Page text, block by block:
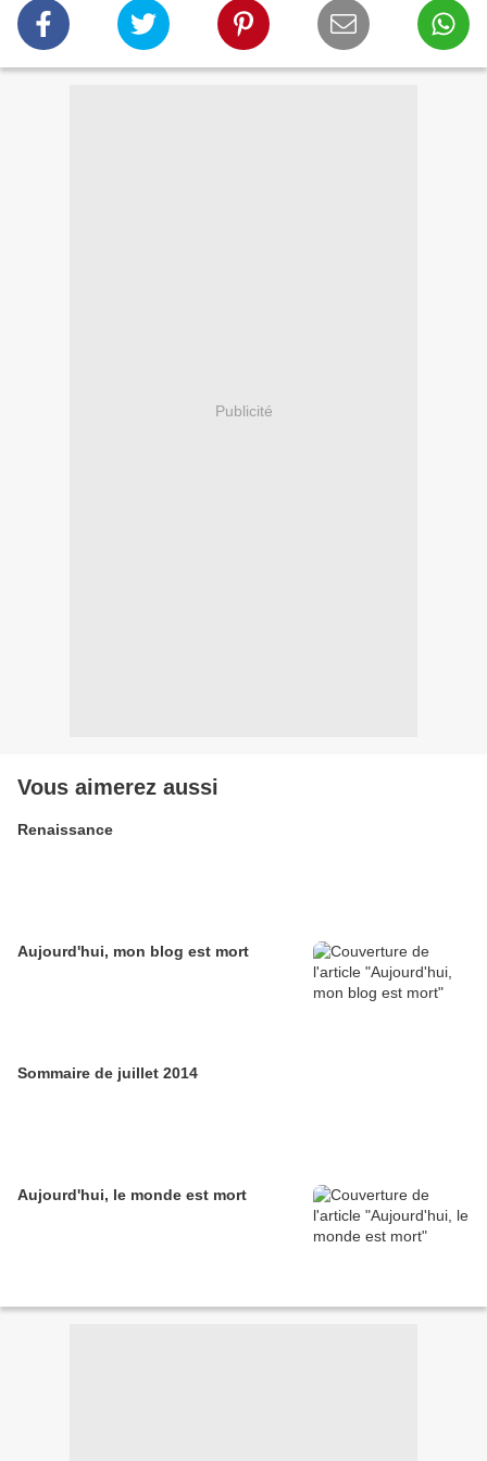
Publicité
Vous aimerez aussi
Renaissance
Aujourd'hui, mon blog est mort
Sommaire de juillet 2014
Aujourd'hui, le monde est mort